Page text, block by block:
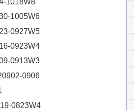
1018W8
1005W6
0927W5
0923W4
0913W3
0906
0823W4